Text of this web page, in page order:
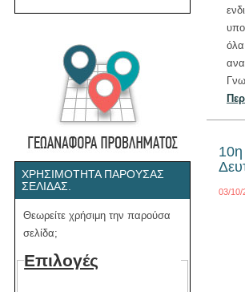
ΧΡΗΣΙΜΌΤΗΤΑ ΠΑΡΟΎΣΑΣ
ΣΕΛΊΔΑΣ.
Θεωρείτε χρήσιμη την παρούσα
σελίδα;
Επιλογές
όλα
10η
03/10/